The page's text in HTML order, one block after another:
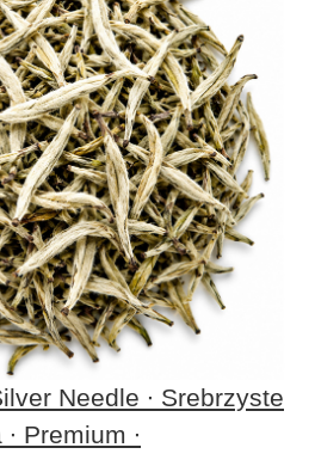
Needle ∙ Srebrzyste
Premium ∙